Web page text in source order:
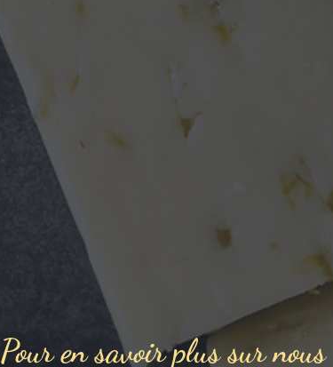
Pour en savoir plus sur nous